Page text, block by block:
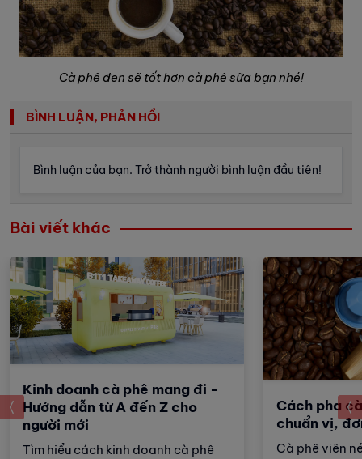
Cà phê đen sẽ tốt hơn cà phê sữa bạn nhé!
BÌNH LUẬN, PHẢN HỒI
Bình luận của bạn. Trở thành người bình luận đầu tiên!
Bài viết khác
Kinh doanh cà phê mang đi -
Hướng dẫn từ A đến Z cho
người mới
Tìm hiểu cách kinh doanh cà phê
Cách pha
chuẩn vị,
Cà phê viên
prev